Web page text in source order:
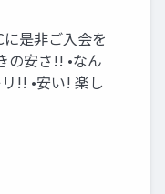
是非ご入会を
の安さ!! •なん
!! •安い! 楽し